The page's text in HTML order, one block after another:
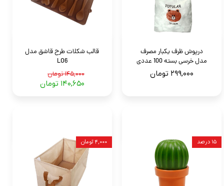
درپوش ظرف یکبار مصرف
مدل خرسی بسته 100 عددی
۲۹۹,۰۰۰ تومان
قالب شکلات طرح قاشق مدل
LO6
۱۴۵,۰۰۰ تومان
۱۴۰,۶۵۰ تومان
۱۵ درصد ۴,۰۰۰ تومان